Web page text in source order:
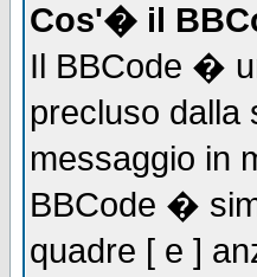
Cos'� il
Il BBCode �
precluso dalla
messaggio in
BBCode �
quadre [ e ]